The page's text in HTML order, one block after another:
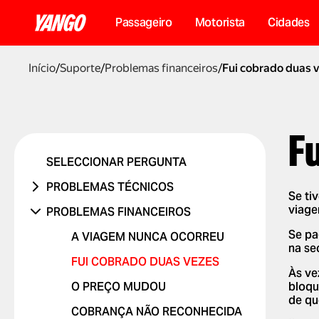
Passageiro Motorista Сidades
Início/Suporte/Problemas financeiros/Fui cobrado duas
SELECCIONAR PERGUNTA
PROBLEMAS TÉCNICOS
INICIAR SESSÃO
PROBLEMA COM UM CÓDIGO
BANCÁRIO
PROBLEMA COM RELATÓRIOS
PROBLEMAS FINANCEIROS
A VIAGEM NUNCA OCORREU
FUI COBRADO DUAS VEZES
O PREÇO MUDOU
COBRANÇA NÃO RECONHECIDA
Se
Se
na
Às
de